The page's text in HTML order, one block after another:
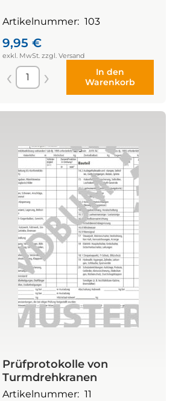
Artikelnummer: 103
9,95 €
In den
Warenkorb
Prüfprotokolle von
Turmdrehkranen
Artikelnummer: 11